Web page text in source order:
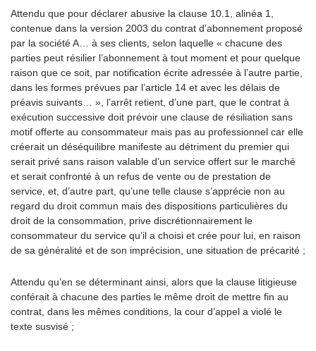
Attendu que pour déclarer abusive la clause 10.1, alinéa 1,
contenue dans la version 2003 du contrat d’abonnement proposé
par la société A… à ses clients, selon laquelle « chacune des
parties peut résilier l’abonnement à tout moment et pour quelque
raison que ce soit, par notification écrite adressée à l’autre partie,
dans les formes prévues par l’article 14 et avec les délais de
préavis suivants… », l’arrêt retient, d’une part, que le contrat à
exécution successive doit prévoir une clause de résiliation sans
motif offerte au consommateur mais pas au professionnel car elle
créerait un déséquilibre manifeste au détriment du premier qui
serait privé sans raison valable d’un service offert sur le marché
et serait confronté à un refus de vente ou de prestation de
service, et, d’autre part, qu’une telle clause s’apprécie non au
regard du droit commun mais des dispositions particulières du
droit de la consommation, prive discrétionnairement le
consommateur du service qu’il a choisi et crée pour lui, en raison
de sa généralité et de son imprécision, une situation de précarité ;
Attendu qu’en se déterminant ainsi, alors que la clause litigieuse
conférait à chacune des parties le même droit de mettre fin au
contrat, dans les mêmes conditions, la cour d’appel a violé le
texte susvisé ;